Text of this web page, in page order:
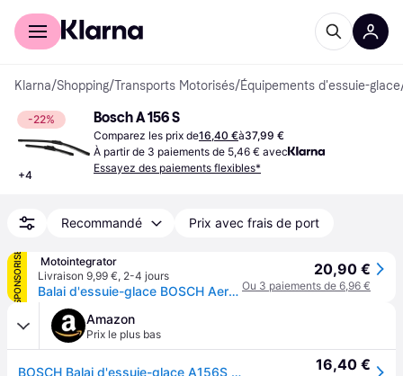
Acheter avec Klarna
Klarna/Shopping/Transports Motorisés/Équipements d'essuie-glace
-22%
+4
Bosch A 156 S
Comparez les prix de16,40 €à37,99 €
À partir de 3 paiements de 5,46 € avec
Essayez des paiements flexibles*
Recommandé Prix avec frais de port
SPONSORISÉ
Motointegrator
Livraison 9,99 €, 2-4 jours
Balai d'essuie-glace BOSCH Aerotwin A156S, 650/400mm, Avant, 2 Pièce
20,90 €
Ou 3 paiements de 6,96 €
Amazon
Prix le plus bas
BOSCH Balai d'essuie-glace A156S 3397014156 16,40 €